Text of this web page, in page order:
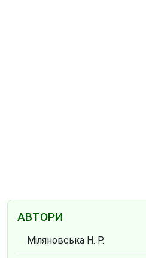
АВТОРИ
Міляновська Н. Р.